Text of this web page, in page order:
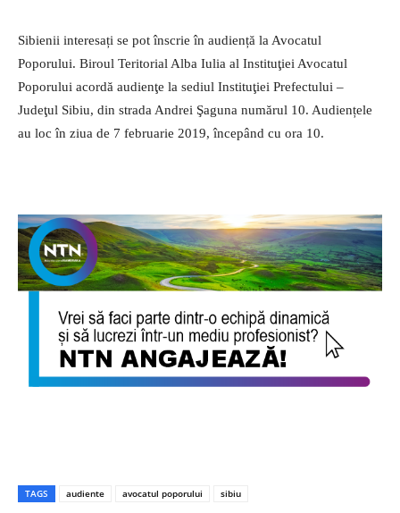
Sibienii interesați se pot înscrie în audiență la Avocatul
Poporului. Biroul Teritorial Alba Iulia al Instituţiei Avocatul
Poporului acordă audienţe la sediul Instituţiei Prefectului –
Judeţul Sibiu, din strada Andrei Şaguna numărul 10. Audiențele
au loc în ziua de 7 februarie 2019, începând cu ora 10.
TAGS audiente avocatul poporului sibiu